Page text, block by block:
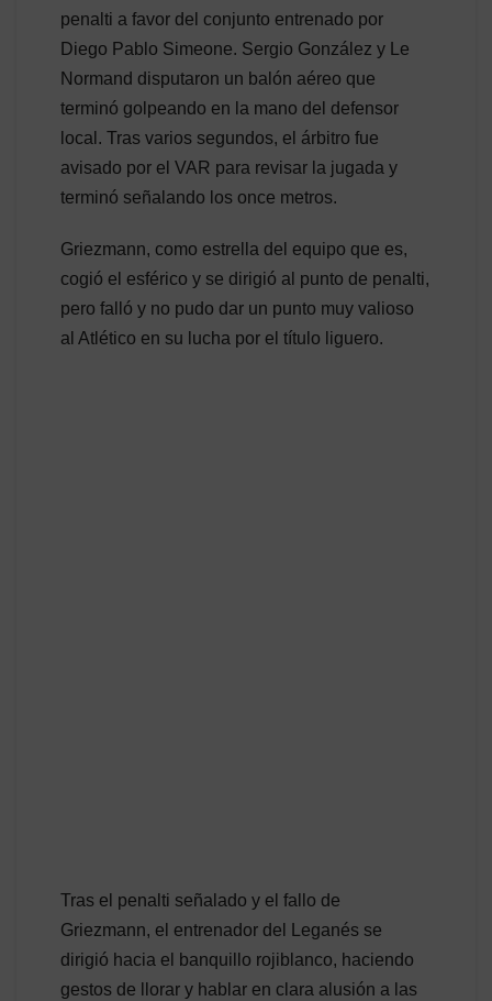
penalti a favor del conjunto entrenado por
Diego Pablo Simeone. Sergio González y Le
Normand disputaron un balón aéreo que
terminó golpeando en la mano del defensor
local. Tras varios segundos, el árbitro fue
avisado por el VAR para revisar la jugada y
terminó señalando los once metros.
Griezmann, como estrella del equipo que es,
cogió el esférico y se dirigió al punto de penalti,
pero falló y no pudo dar un punto muy valioso
al Atlético en su lucha por el título liguero.
Tras el penalti señalado y el fallo de
Griezmann, el entrenador del Leganés se
dirigió hacia el banquillo rojiblanco, haciendo
gestos de llorar y hablar en clara alusión a las